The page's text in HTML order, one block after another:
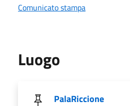
Comunicato stampa
Luogo
PalaRiccione